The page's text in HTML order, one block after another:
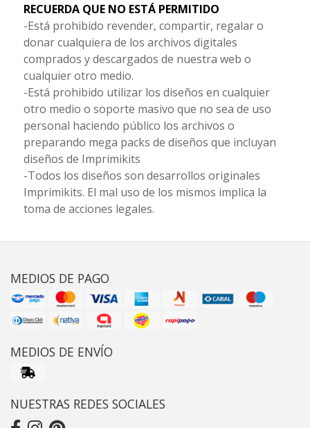
RECUERDA QUE NO ESTÁ PERMITIDO
-Está prohibido revender, compartir, regalar o
donar cualquiera de los archivos digitales
comprados y descargados de nuestra web o
cualquier otro medio.
-Está prohibido utilizar los diseños en cualquier
otro medio o soporte masivo que no sea de uso
personal haciendo público los archivos o
preparando mega packs de diseños que incluyan
diseños de Imprimikits
-Todos los diseños son desarrollos originales
Imprimikits. El mal uso de los mismos implica la
toma de acciones legales.
MEDIOS DE PAGO
MEDIOS DE ENVÍO
NUESTRAS REDES SOCIALES